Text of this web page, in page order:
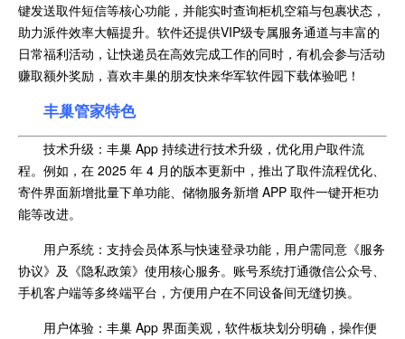
键发送取件短信等核心功能，并能实时查询柜机空箱与包裹状态，
助力派件效率大幅提升。软件还提供VIP级专属服务通道与丰富的
日常福利活动，让快递员在高效完成工作的同时，有机会参与活动
赚取额外奖励，喜欢丰巢的朋友快来华军软件园下载体验吧！
丰巢管家特色
技术升级：丰巢 App 持续进行技术升级，优化用户取件流
程。例如，在 2025 年 4 月的版本更新中，推出了取件流程优化、
寄件界面新增批量下单功能、储物服务新增 APP 取件一键开柜功
能等改进。
用户系统：支持会员体系与快速登录功能，用户需同意《服务
协议》及《隐私政策》使用核心服务。账号系统打通微信公众号、
手机客户端等多终端平台，方便用户在不同设备间无缝切换。
用户体验：丰巢 App 界面美观，软件板块划分明确，操作便